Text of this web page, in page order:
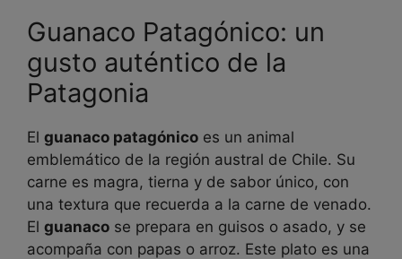
Guanaco Patagónico: un
gusto auténtico de la
Patagonia
El guanaco patagónico es un animal
emblemático de la región austral de Chile. Su
carne es magra, tierna y de sabor único, con
una textura que recuerda a la carne de venado.
El guanaco se prepara en guisos o asado, y se
acompaña con papas o arroz. Este plato es una